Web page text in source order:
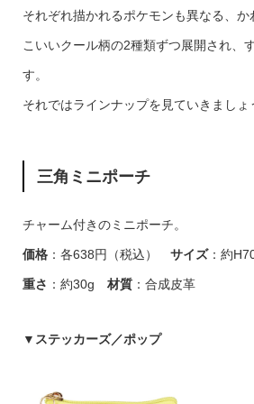
それぞれ描かれるポケモンも異なる、か
こいいクール柄の2種類ずつ展開され、
す。
それではラインナップを見ていきましょ
三角ミニポーチ
チャーム付きのミニポーチ。
価格：各638円（税込） サイズ：約
重さ ：約30g 材質：合成皮革
▼ ステッカーズ／ポップ